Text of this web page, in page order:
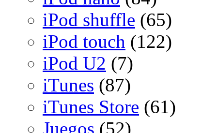
iPod shuffle (65)
iPod touch (122)
iPod U2 (7)
iTunes (87)
iTunes Store (61)
Juegos (52)